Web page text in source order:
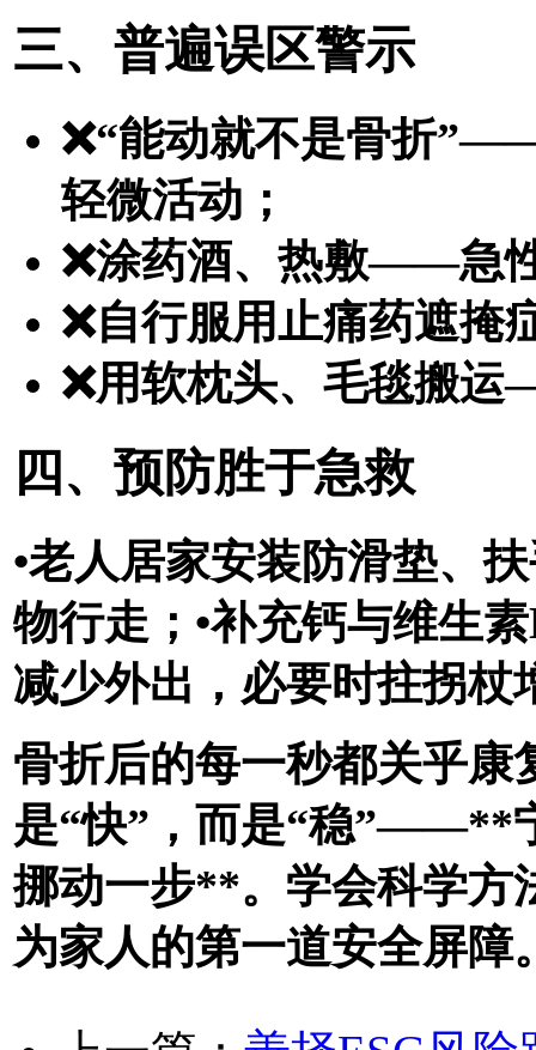
三、普遍误区警示
❌“能动就不是骨折
轻微活动；
❌涂药酒、热敷——急
❌自行服用止痛药遮
❌用软枕头、毛毯搬
四、预防胜于急救
•老人居家安装防滑垫、
物行走；•补充钙与维生
减少外出，必要时拄拐杖
骨折后的每一秒都关乎康
是“快”，而是“稳”——**
挪动一步**。学会科学方
为家人的第一道安全屏障